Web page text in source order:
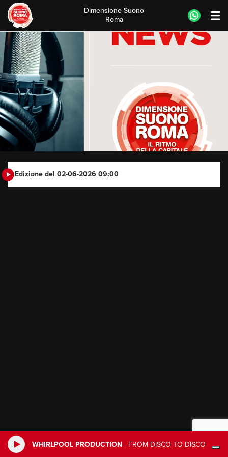
WHIRLPOOL PRODUCTION - FROM DISCO TO DISCO
Skip
to
content
Dimensione Suono
Roma
Edizione del 02-06-2026 09:00